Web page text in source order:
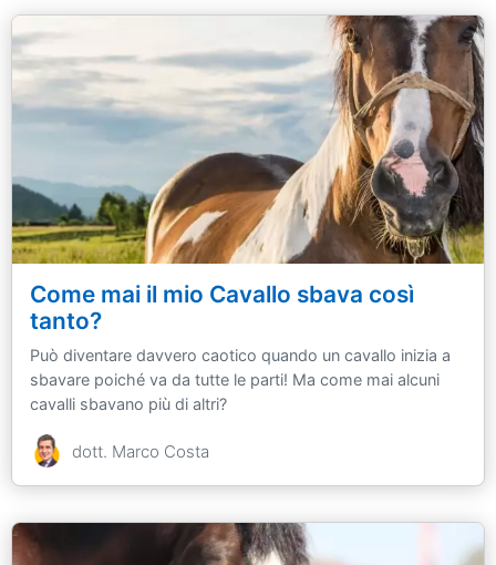
Come mai il mio Cavallo sbava così
tanto?
Può diventare davvero caotico quando un cavallo inizia a
sbavare poiché va da tutte le parti! Ma come mai alcuni
cavalli sbavano più di altri?
dott. Marco Costa